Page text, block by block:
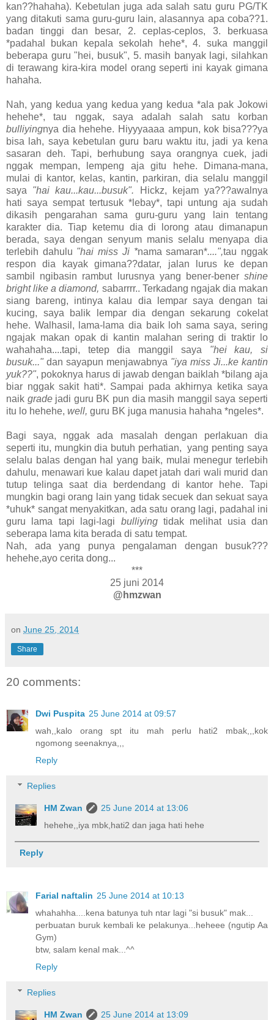
kan??hahaha). Kebetulan juga ada salah satu guru PG/TK
yang ditakuti sama guru-guru lain, alasannya apa coba??1.
badan tinggi dan besar, 2. ceplas-ceplos, 3. berkuasa
*padahal bukan kepala sekolah hehe*, 4. suka manggil
beberapa guru "hei, busuk", 5. masih banyak lagi, silahkan
di terawang kira-kira model orang seperti ini kayak gimana
hahaha.
Nah, yang kedua yang kedua yang kedua *ala pak Jokowi
hehehe*, tau nggak, saya adalah salah satu korban
bulliyingnya dia hehehe. Hiyyyaaaa ampun, kok bisa???ya
bisa lah, saya kebetulan guru baru waktu itu, jadi ya kena
sasaran deh. Tapi, berhubung saya orangnya cuek, jadi
nggak mempan, lempeng aja gitu hehe. Dimana-mana,
mulai di kantor, kelas, kantin, parkiran, dia selalu manggil
saya "hai kau...kau...busuk". Hickz, kejam ya???awalnya
hati saya sempat tertusuk *lebay*, tapi untung aja sudah
dikasih pengarahan sama guru-guru yang lain tentang
karakter dia. Tiap ketemu dia di lorong atau dimanapun
berada, saya dengan senyum manis selalu menyapa dia
terlebih dahulu "hai miss Ji *nama samaran*....",tau nggak
respon dia kayak gimana??datar, jalan lurus ke depan
sambil ngibasin rambut lurusnya yang bener-bener shine
bright like a diamond, sabarrrr.. Terkadang ngajak dia makan
siang bareng, intinya kalau dia lempar saya dengan tai
kucing, saya balik lempar dia dengan sekarung cokelat
hehe. Walhasil, lama-lama dia baik loh sama saya, sering
ngajak makan opak di kantin malahan sering di traktir lo
wahahaha....tapi, tetep dia manggil saya "hei kau, si
busuk..." dan sayapun menjawabnya "iya miss Ji...ke kantin
yuk??", pokoknya harus di jawab dengan baiklah *bilang aja
biar nggak sakit hati*. Sampai pada akhirnya ketika saya
naik gradejadi guru BK pun dia masih manggil saya seperti
itu lo hehehe, well, guru BK juga manusia hahaha *ngeles*.
Bagi saya, nggak ada masalah dengan perlakuan dia
seperti itu, mungkin dia butuh perhatian, yang penting saya
selalu balas dengan hal yang baik, mulai menegur terlebih
dahulu, menawari kue kalau dapet jatah dari wali murid dan
tutup telinga saat dia berdendang di kantor hehe. Tapi
mungkin bagi orang lain yang tidak secuek dan sekuat saya
*uhuk* sangat menyakitkan, ada satu orang lagi, padahal ini
guru lama tapi lagi-lagi bulliying tidak melihat usia dan
seberapa lama kita berada di satu tempat.
Nah, ada yang punya pengalaman dengan busuk???
hehehe,ayo cerita dong...
***
25 juni 2014
@hmzwan
on June 25, 2014
Share
20 comments:
Dwi Puspita 25 June 2014 at 09:57
wah,,kalo orang spt itu mah perlu hati2 mbak,,,kok
ngomong seenaknya,,,
Reply
Replies
HM Zwan
25 June 2014 at 13:06
hehehe,,iya mbk,hati2 dan jaga hati hehe
Reply
Farial naftalin 25 June 2014 at 10:13
whahahha....kena batunya tuh ntar lagi "si busuk" mak...
perbuatan buruk kembali ke pelakunya...heheee (ngutip Aa
Gym)
btw, salam kenal mak...^^
Reply
Replies
HM Zwan 25 June 2014 at 13:09